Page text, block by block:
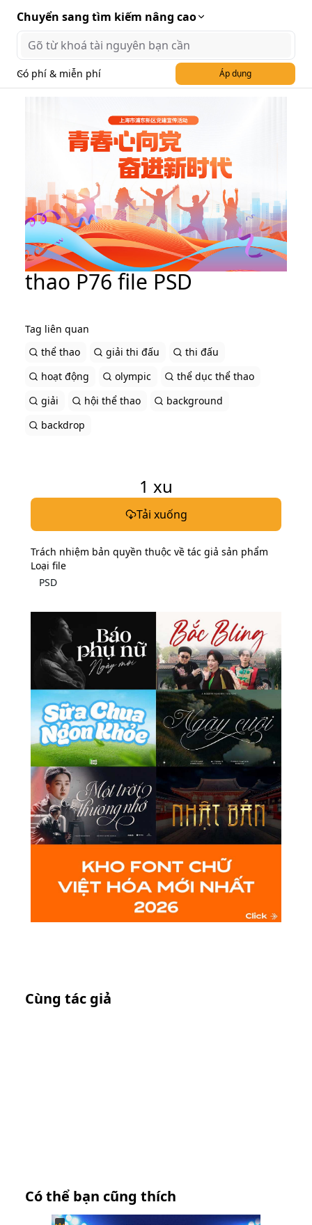
Chuyển sang tìm kiếm nâng cao
Có phí & miễn phí Áp dụng
Banner giải thi đấu thể
thao P76 file PSD
Tag liên quan
thể thao
giải thi đấu
thi đấu
hoạt động
olympic
thể dục thể thao
giải
hội thể thao
background
backdrop
1 xu
Tải xuống
Trách nhiệm bản quyền thuộc về tác giả sản phẩm
Loại file
PSD
Cùng tác giả
Có thể bạn cũng thích